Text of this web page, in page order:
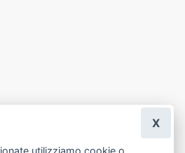
utilizziamo cookie o
X